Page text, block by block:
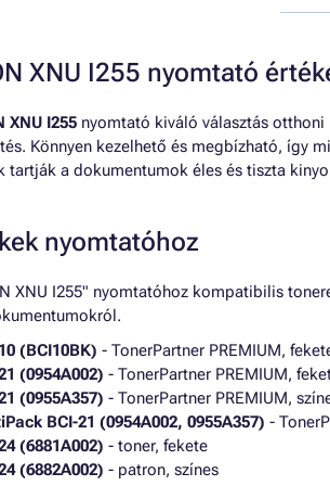
XNU I255 nyomtató
XNU I255 nyomtató kiváló választás
Könnyen kezelhető és megbízható, így
tartják a dokumentumok éles és tiszta
nyomtatóhoz
XNU I255" nyomtatóhoz kompatibilis
(BCI10BK) - TonerPartner PREMIUM,
(0954A002) - TonerPartner PREMIUM,
(0955A357) - TonerPartner PREMIUM,
BCI-21 (0954A002, 0955A357) -
(6881A002) - toner, fekete
(6882A002) - patron, színes